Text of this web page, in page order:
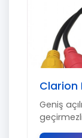
Clarion
Geniş